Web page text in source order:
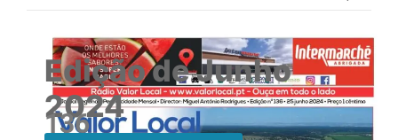
Edição de Junho
2024
136